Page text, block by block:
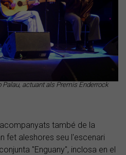
Palau, actuant als Premis Enderrock
també de la
fet aleshores seu l'escenari
"Enguany", inclosa en el